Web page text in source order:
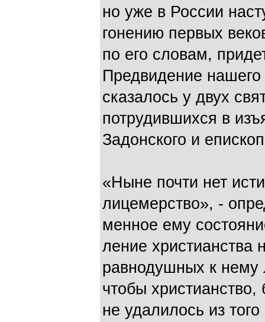
но уже в России
гонению первых
по его сло­вам,
Предвидение
сказалось у двух
потрудившихся в
Задонского и
«Ныне почти нет
лицемерство», -
менное ему
ление христианства
равно­душных к нему
чтобы христианство,
не уда­лилось из